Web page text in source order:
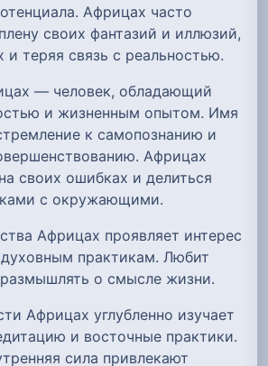
Африцах часто
своих фантазий и иллюзий,
и теряя связь с реальностью.
— человек, обладающий
и жизненным опытом. Имя
к самопознанию и
Африцах
своих ошибках и делиться
с окружающими.
Африцах проявляет интерес
практикам. Любит
размышлять о смысле жизни.
Африцах углубленно изучает
и восточные практики.
сила привлекают